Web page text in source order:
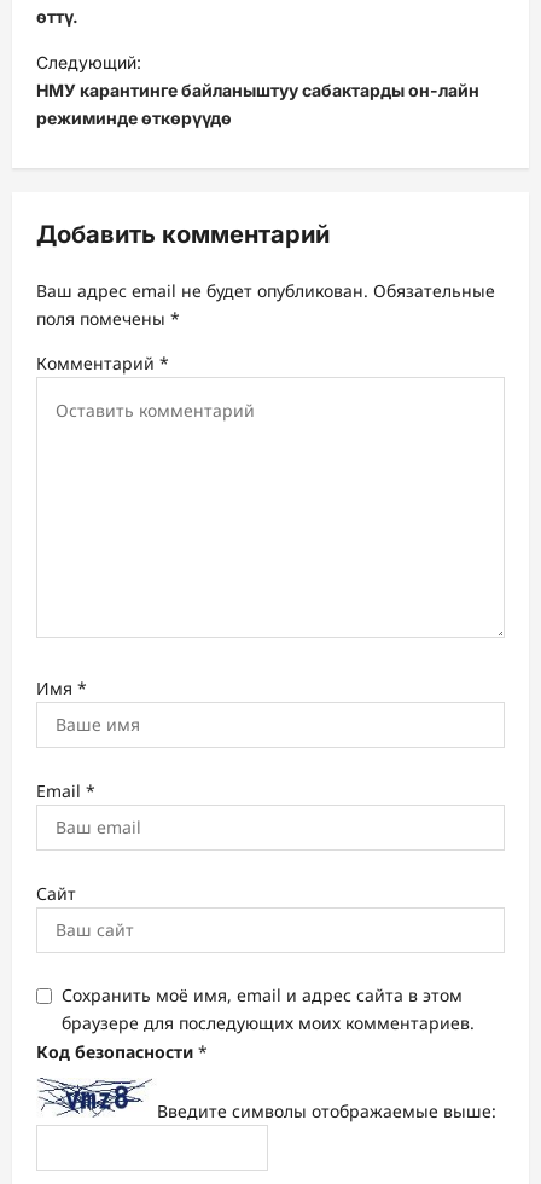
в
и
г
а
ц
я
з
а
п
өттү.
Следующий:
НМУ карантинге байланыштуу сабактарды он-лайн
режиминде өткөрүүдө
Добавить комментарий
Ваш адрес email не будет опубликован. Обязательные
поля помечены *
Комментарий *
Имя *
Email *
Сайт
Сохранить моё имя, email и адрес сайта в этом
браузере для последующих моих комментариев.
Код безопасности *
Введите символы отображаемые выше: